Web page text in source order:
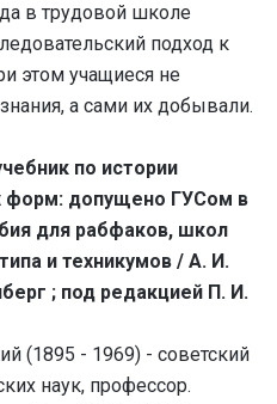
в трудовой школе
подход к
этом учащиеся не
а сами их добывали.
по истории
форм: допущено ГУСом в
для рабфаков, школ
и техникумов / А. И.
; под редакцией П. И.
(1895 - 1969) - советский
наук, профессор.